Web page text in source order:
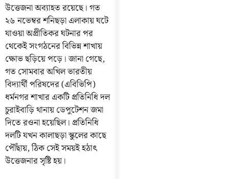
উত্তেজনা অব্যাহত রয়েছে। গত
২৬ নভেম্বর শনিছড়া এলাকায় ঘটে
যাওয়া অপ্রীতিকর ঘটনার পর
থেকেই সংগঠনের বিভিন্ন শাখায়
ক্ষোভ ছড়িয়ে পড়ে। জানা গেছে,
গত সোমবার অখিল ভারতীয়
বিদ্যার্থী পরিষদের (এবিভিপি)
ধর্মনগর শাখার একটি প্রতিনিধি দল
চুরাইবাড়ি থানায় ডেপুটেশন জমা
দিতে রওনা হয়েছিল। প্রতিনিধি
দলটি যখন কালাছড়া স্কুলের কাছে
পৌঁছায়, ঠিক সেই সময়ই হঠাৎ
উত্তেজনার সৃষ্টি হয়।